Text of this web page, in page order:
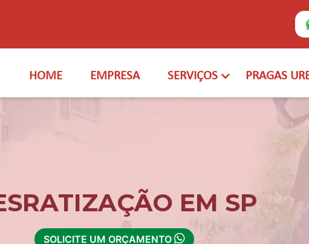
HOME EMPRESA SERVIÇOS PRAGAS
EM SP
SOLICITE UM ORÇAMENTO